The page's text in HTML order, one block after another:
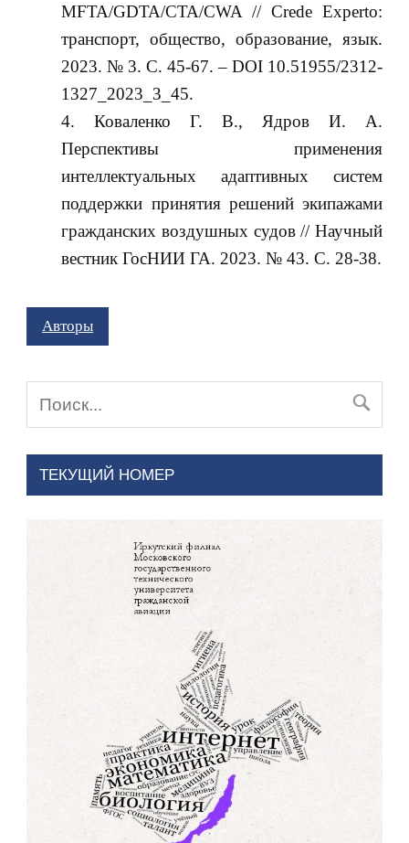
MFTA/GDTA/CTA/CWA // Crede Experto:
транспорт, общество, образование, язык.
2023. № 3. С. 45-67. – DOI 10.51955/2312-
1327_2023_3_45.
Коваленко Г. В., Ядров И. А.
Перспективы применения
интеллектуальных адаптивных систем
поддержки принятия решений экипажами
гражданских воздушных судов // Научный
вестник ГосНИИ ГА. 2023. № 43. С. 28-38.
Авторы
ТЕКУЩИЙ НОМЕР